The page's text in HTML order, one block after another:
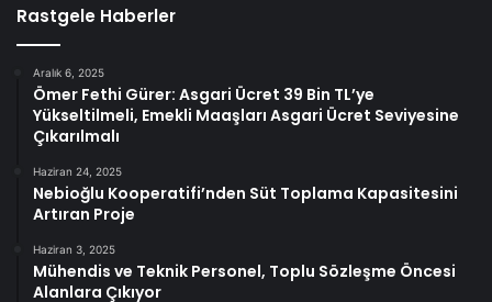
Rastgele Haberler
Aralık 6, 2025
Ömer Fethi Gürer: Asgari Ücret 39 Bin TL’ye
Yükseltilmeli, Emekli Maaşları Asgari Ücret Seviyesine
Çıkarılmalı
Haziran 24, 2025
Nebioğlu Kooperatifi’nden Süt Toplama Kapasitesini
Artıran Proje
Haziran 3, 2025
Mühendis ve Teknik Personel, Toplu Sözleşme Öncesi
Alanlara Çıkıyor